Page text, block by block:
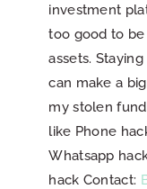
investment
too good to
assets.
can make a
my stolen
like Phone
Whatsapp
hack Contact: